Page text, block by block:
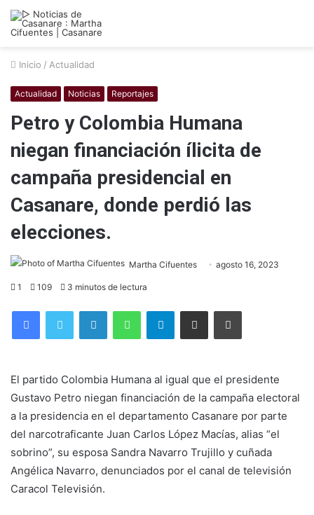
Inicio / Actualidad
Actualidad Noticias Reportajes
Petro y Colombia Humana
niegan financiación ílicita de
campaña presidencial en
Casanare, donde perdió las
elecciones.
Martha Cifuentes agosto 16, 2023
1 109 3 minutos de lectura
FacebookTwitter LinkedInWhatsAppTelegramCompartir por correo electrónicoImprimir
El partido Colombia Humana al igual que el presidente
Gustavo Petro niegan financiación de la campaña electoral
a la presidencia en el departamento Casanare por parte
del narcotraficante Juan Carlos López Macías, alias “el
sobrino”, su esposa Sandra Navarro Trujillo y cuñada
Angélica Navarro, denunciados por el canal de televisión
Caracol Televisión.